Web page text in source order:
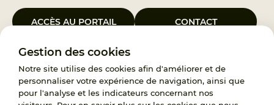
Gestion des cookies
Notre site utilise des cookies afin d'améliorer et de
personnaliser votre expérience de navigation, ainsi que
pour l'analyse et les indicateurs concernant nos
ACCÈS AU PORTAIL CONTACT
Le Groupement d’Intérêt Public France Enfance Protégée, créé le 5
janvier 2023, a pour objet d’assurer les missions de service public du
119, d’accompagnement des adoptants et de traitement des
demandes d’accès aux origines personnelles. France Enfance
Protégée est également un observatoire et une ressource pour